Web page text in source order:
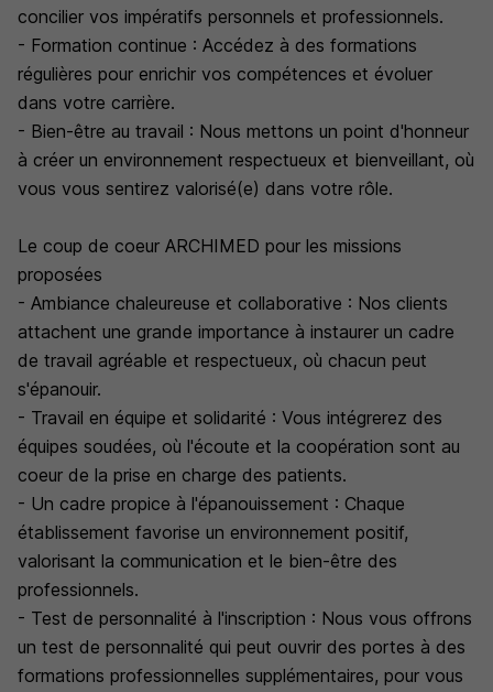
concilier vos impératifs personnels et professionnels.
- Formation continue : Accédez à des formations
régulières pour enrichir vos compétences et évoluer
dans votre carrière.
- Bien-être au travail : Nous mettons un point d'honneur
à créer un environnement respectueux et bienveillant, où
vous vous sentirez valorisé(e) dans votre rôle.
Le coup de coeur ARCHIMED pour les missions
proposées
- Ambiance chaleureuse et collaborative : Nos clients
attachent une grande importance à instaurer un cadre
de travail agréable et respectueux, où chacun peut
s'épanouir.
- Travail en équipe et solidarité : Vous intégrerez des
équipes soudées, où l'écoute et la coopération sont au
coeur de la prise en charge des patients.
- Un cadre propice à l'épanouissement : Chaque
établissement favorise un environnement positif,
valorisant la communication et le bien-être des
professionnels.
- Test de personnalité à l'inscription : Nous vous offrons
un test de personnalité qui peut ouvrir des portes à des
formations professionnelles supplémentaires, pour vous